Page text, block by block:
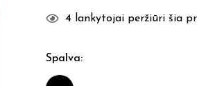
4 lankytojai peržiūri šia
Spalva: